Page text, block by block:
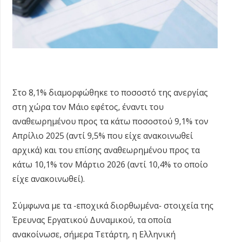
Στο 8,1% διαμορφώθηκε το ποσοστό της ανεργίας
στη χώρα τον Μάιο εφέτος, έναντι του
αναθεωρημένου προς τα κάτω ποσοστού 9,1% τον
Απρίλιο 2025 (αντί 9,5% που είχε ανακοινωθεί
αρχικά) και του επίσης αναθεωρημένου προς τα
κάτω 10,1% τον Μάρτιο 2026 (αντί 10,4% το οποίο
είχε ανακοινωθεί).
Σύμφωνα με τα -εποχικά διορθωμένα- στοιχεία της
Έρευνας Εργατικού Δυναμικού, τα οποία
ανακοίνωσε, σήμερα Τετάρτη, η Ελληνική